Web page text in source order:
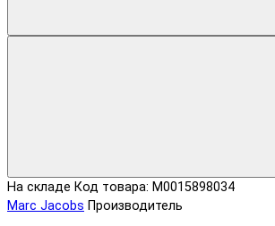
На складе Код товара: M0015898034
Marc Jacobs Производитель